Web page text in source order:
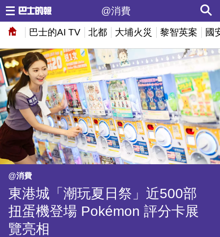
巴士的AI TV 北都 大埔火災 黎智英案 國
@消費
@消費
東港城「潮玩夏日祭」近500部
扭蛋機登場 Pokémon 評分卡展
覽亮相